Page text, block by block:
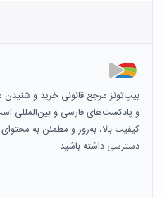
بیپ‌تونز مرجع قانونی خرید و
و پادکست‌های فارسی و بین‌المللی
کیفیت بالا، به‌روز و مطمئن به
دسترسی داشته باشید.